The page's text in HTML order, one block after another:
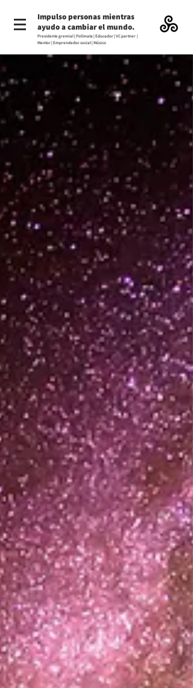
Impulso personas mientras
ayudo a cambiar el mundo.
Presidente gremial | Polímata | Educador | VC partner |
Mentor | Emprendedor social | Músico